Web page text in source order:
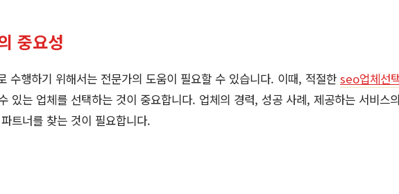
중요성
수행하기 위해서는 전문가의 도움이 필요할 수 있습니다. 이때, 적절한 seo업체선
있는 업체를 선택하는 것이 중요합니다. 업체의 경력, 성공 사례, 제공하는 서비스
트너를 찾는 것이 필요합니다.